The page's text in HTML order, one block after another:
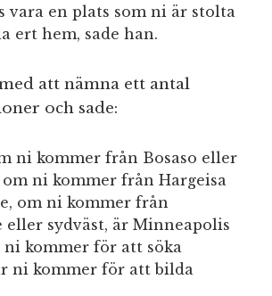
vara en plats som ni är stolta
ert hem, sade han.
att nämna ett antal
och sade:
ni kommer från Bosaso eller
ni kommer från Hargeisa
om ni kommer från
eller sydväst, är Minneapolis
ni kommer för att söka
ni kommer för att bilda